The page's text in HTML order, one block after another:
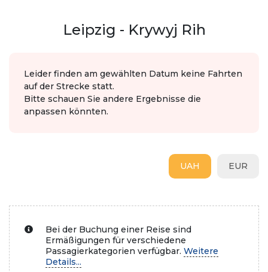
Leipzig - Krywyj Rih
Leider finden am gewählten Datum keine Fahrten
auf der Strecke statt.
Bitte schauen Sie andere Ergebnisse die
anpassen könnten.
EUR
UAH
Bei der Buchung einer Reise sind
Ermäßigungen für verschiedene
Passagierkategorien verfügbar. Weitere
Details...